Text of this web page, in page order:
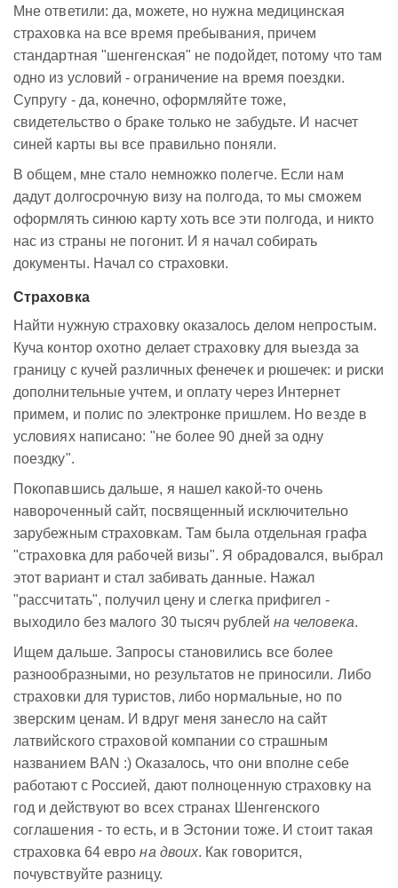
Мне ответили: да, можете, но нужна медицинская
страховка на все время пребывания, причем
стандартная "шенгенская" не подойдет, потому что там
одно из условий - ограничение на время поездки.
Супругу - да, конечно, оформляйте тоже,
свидетельство о браке только не забудьте. И насчет
синей карты вы все правильно поняли.
В общем, мне стало немножко полегче. Если нам
дадут долгосрочную визу на полгода, то мы сможем
оформлять синюю карту хоть все эти полгода, и никто
нас из страны не погонит. И я начал собирать
документы. Начал со страховки.
Страховка
Найти нужную страховку оказалось делом непростым.
Куча контор охотно делает страховку для выезда за
границу с кучей различных фенечек и рюшечек: и риски
дополнительные учтем, и оплату через Интернет
примем, и полис по электронке пришлем. Но везде в
условиях написано: "не более 90 дней за одну
поездку".
Покопавшись дальше, я нашел какой-то очень
навороченный сайт, посвященный исключительно
зарубежным страховкам. Там была отдельная графа
"страховка для рабочей визы". Я обрадовался, выбрал
этот вариант и стал забивать данные. Нажал
"рассчитать", получил цену и слегка прифигел -
выходило без малого 30 тысяч рублей на человека.
Ищем дальше. Запросы становились все более
разнообразными, но результатов не приносили. Либо
страховки для туристов, либо нормальные, но по
зверским ценам. И вдруг меня занесло на сайт
латвийского страховой компании со страшным
названием BAN :) Оказалось, что они вполне себе
работают с Россией, дают полноценную страховку на
год и действуют во всех странах Шенгенского
соглашения - то есть, и в Эстонии тоже. И стоит такая
страховка 64 еврона двоих. Как говорится,
почувствуйте разницу.